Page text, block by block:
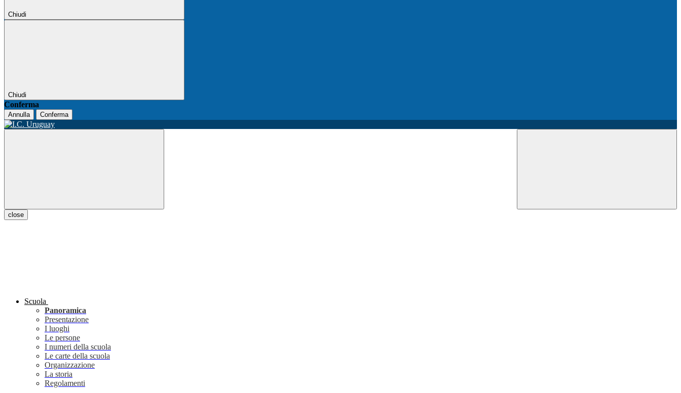
Chiudi
Chiudi
Conferma
Annulla Conferma
close
Scuola
Panoramica
Presentazione
I luoghi
Le persone
I numeri della scuola
Le carte della scuola
Organizzazione
La storia
Regolamenti